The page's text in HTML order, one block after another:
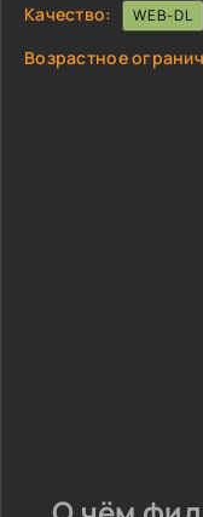
Качество:
WEB-DL
Возрастное